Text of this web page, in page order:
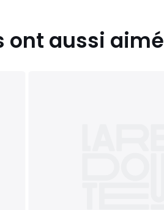
ont aussi aimé